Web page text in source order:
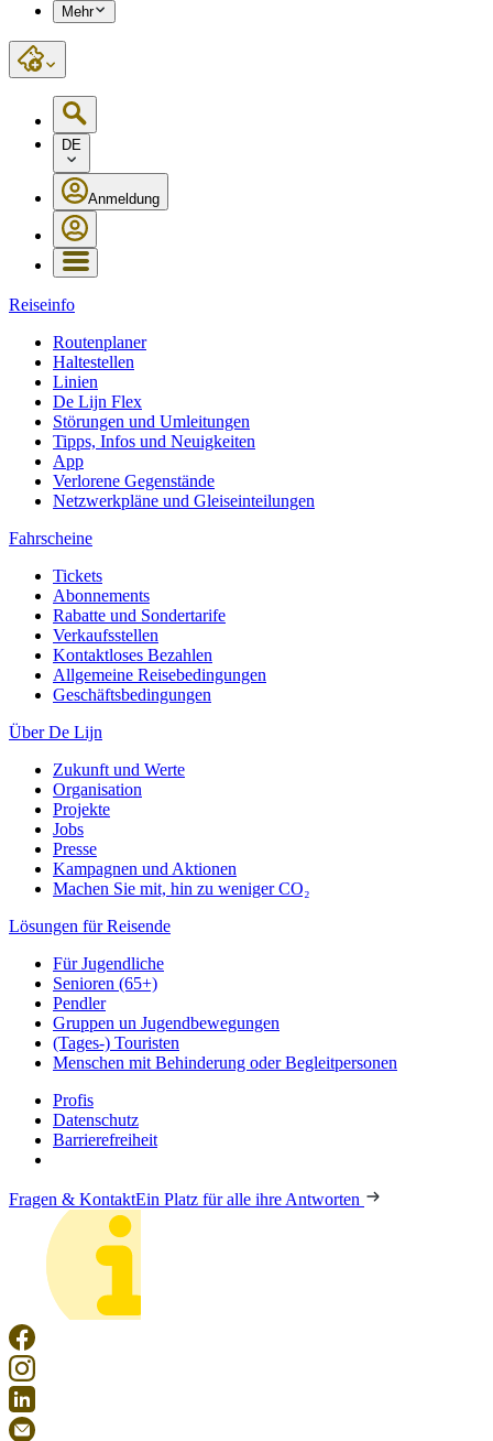
Mehr
DE
Anmeldung
Reiseinfo
Routenplaner
Haltestellen
Linien
De Lijn Flex
Störungen und Umleitungen
Tipps, Infos und Neuigkeiten
App
Verlorene Gegenstände
Netzwerkpläne und Gleiseinteilungen
Fahrscheine
Tickets
Abonnements
Rabatte und Sondertarife
Verkaufsstellen
Kontaktloses Bezahlen
Allgemeine Reisebedingungen
Geschäftsbedingungen
Über De Lijn
Zukunft und Werte
Organisation
Projekte
Jobs
Presse
Kampagnen und Aktionen
Machen Sie mit, hin zu weniger CO₂
Lösungen für Reisende
Für Jugendliche
Senioren (65+)
Pendler
Gruppen un Jugendbewegungen
(Tages-) Touristen
Menschen mit Behinderung oder Begleitpersonen
Profis
Datenschutz
Barrierefreiheit
Fragen & KontaktEin Platz für alle ihre Antworten